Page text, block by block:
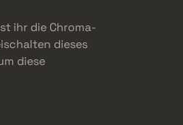
ihr die Chroma-
dieses
diese